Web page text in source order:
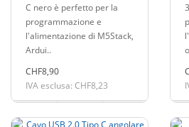
C nero è perfetto per la
programmazione e
l'alimentazione di M5Stack,
Ardui..
CHF8,90
IVA esclusa: CHF8,23